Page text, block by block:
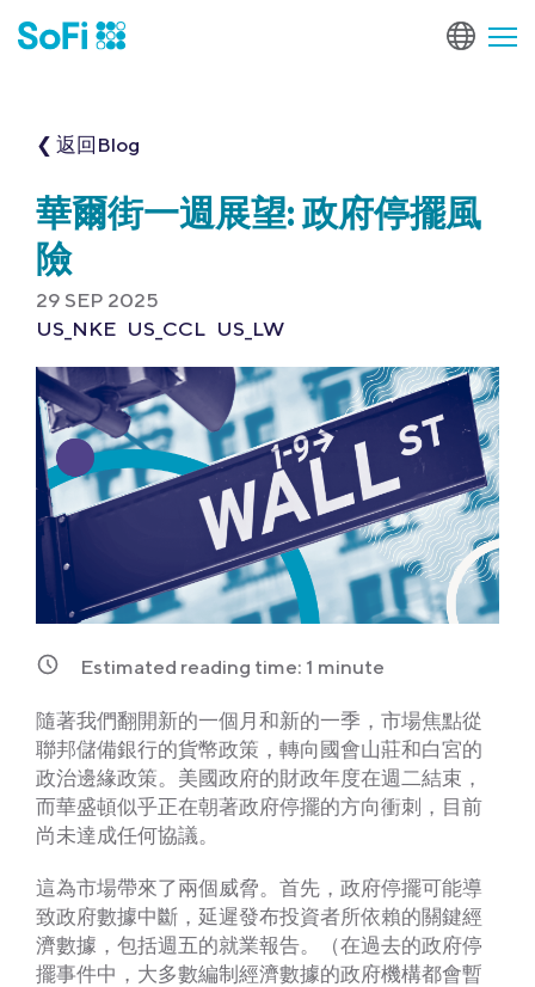
❮ 返回Blog
華爾街一週展望: 政府停擺風
險
29 SEP 2025
US_NKE US_CCL US_LW
Estimated reading time: 1 minute
隨著我們翻開新的一個月和新的一季，市場焦點從
聯邦儲備銀行的貨幣政策，轉向國會山莊和白宮的
政治邊緣政策。美國政府的財政年度在週二結束，
而華盛頓似乎正在朝著政府停擺的方向衝刺，目前
尚未達成任何協議。
這為市場帶來了兩個威脅。首先，政府停擺可能導
致政府數據中斷，延遲發布投資者所依賴的關鍵經
濟數據，包括週五的就業報告。（在過去的政府停
擺事件中，大多數編制經濟數據的政府機構都會暫